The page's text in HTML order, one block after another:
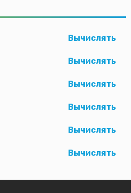
Вычислять
Вычислять
Вычислять
Вычислять
Вычислять
Вычислять